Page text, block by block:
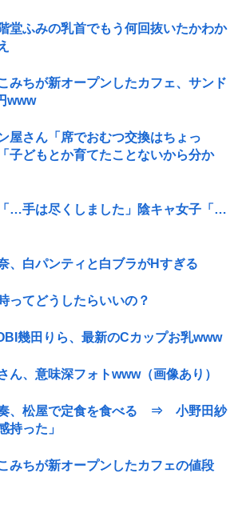
堂ふみの乳首でもう何回抜いたかわか
みちが新オープンしたカフェ、サンド
www
屋さん「席でおむつ交換はちょっ
子どもとか育てたことないから分か
「…手は尽くしました」陰キャ女子「…
、白パンティと白ブラがHすぎる
ってどうしたらいいの？
幾田りら、最新のCカップお乳www
ん、意味深フォトwww（画像あり）
奏、松屋で定食を食べる ⇒ 小野田紗
持った」
みちが新オープンしたカフェの値段